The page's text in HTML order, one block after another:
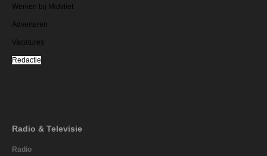
Werken bij Midvliet
Adverteren
Vacatures
Redactie
Radio & Televisie
Radio